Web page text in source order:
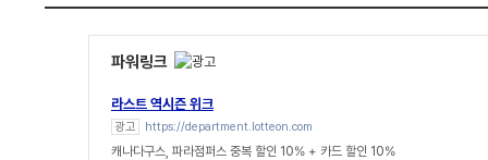
파워링크
라스트 역시즌 위크
광고 https://department.lotteon.com
캐나다구스, 파라점퍼스 중복 할인 10% + 카드 할인 10%